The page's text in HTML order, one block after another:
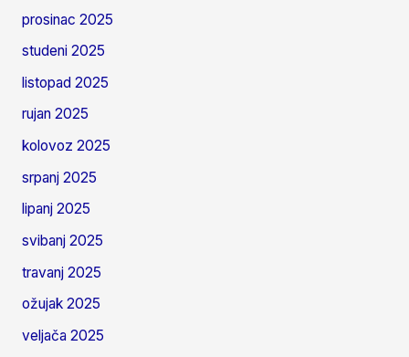
prosinac 2025
studeni 2025
listopad 2025
rujan 2025
kolovoz 2025
srpanj 2025
lipanj 2025
svibanj 2025
travanj 2025
ožujak 2025
veljača 2025